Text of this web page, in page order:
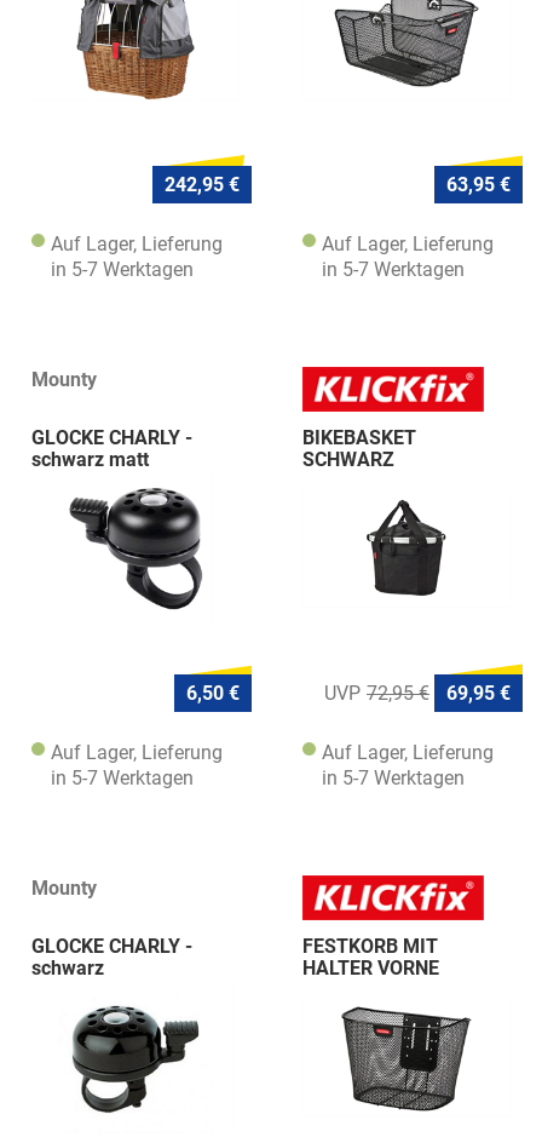
242,95 €
Auf Lager, Lieferung
in 5-7 Werktagen
63,95 €
Auf Lager, Lieferung
in 5-7 Werktagen
Mounty
GLOCKE CHARLY -
schwarz matt
6,50 €
Auf Lager, Lieferung
in 5-7 Werktagen
BIKEBASKET
SCHWARZ
72,95 € 69,95 €
Auf Lager, Lieferung
in 5-7 Werktagen
Mounty
GLOCKE CHARLY -
schwarz
FESTKORB MIT
HALTER VORNE